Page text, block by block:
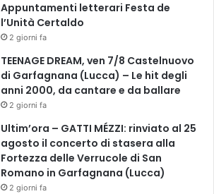
Appuntamenti letterari Festa de
l’Unità Certaldo
2 giorni fa
TEENAGE DREAM, ven 7/8 Castelnuovo
di Garfagnana (Lucca) – Le hit degli
anni 2000, da cantare e da ballare
2 giorni fa
Ultim’ora – GATTI MÉZZI: rinviato al 25
agosto il concerto di stasera alla
Fortezza delle Verrucole di San
Romano in Garfagnana (Lucca)
2 giorni fa